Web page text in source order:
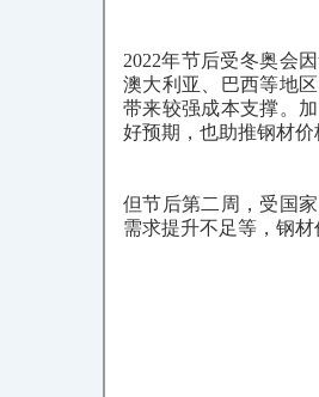
2022年节后受冬奥会
澳大利亚、巴西等地
带来较强成本支撑。
好预期，也助推钢材
但节后第二周，受国
需求提升不足等，钢